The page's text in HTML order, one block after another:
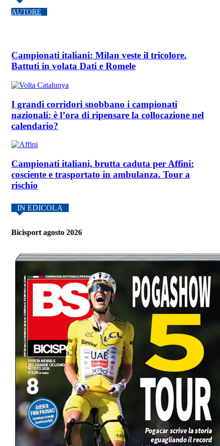
AUTORE
Campionati italiani: Milan veste il tricolore.
Battuti in volata Dati e Romele
I grandi corridori snobbano i campionati
nazionali: è l’ora di ripensare la collocazione nel
calendario?
Campionati italiani, brutta caduta per Affini:
cosciente e trasportato in ambulanza. Tour a
rischio
IN EDICOLA
Bicisport agosto 2026